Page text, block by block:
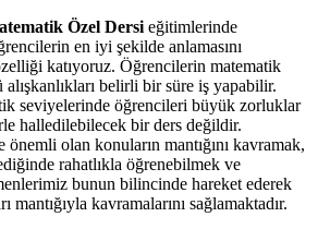
Özel Dersi eğitimlerinde
en iyi şekilde anlamasını
katıyoruz. Öğrencilerin matematik
belirli bir süre iş yapabilir.
seviyelerinde öğrencileri büyük zorluklar
halledilebilecek bir ders değildir.
olan konuların mantığını kavramak,
rahatlıkla öğrenebilmek ve
bunun bilincinde hareket ederek
kavramalarını sağlamaktadır.